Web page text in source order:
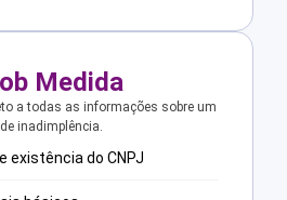
Medida
a todas as informações sobre um
inadimplência.
existência do CNPJ